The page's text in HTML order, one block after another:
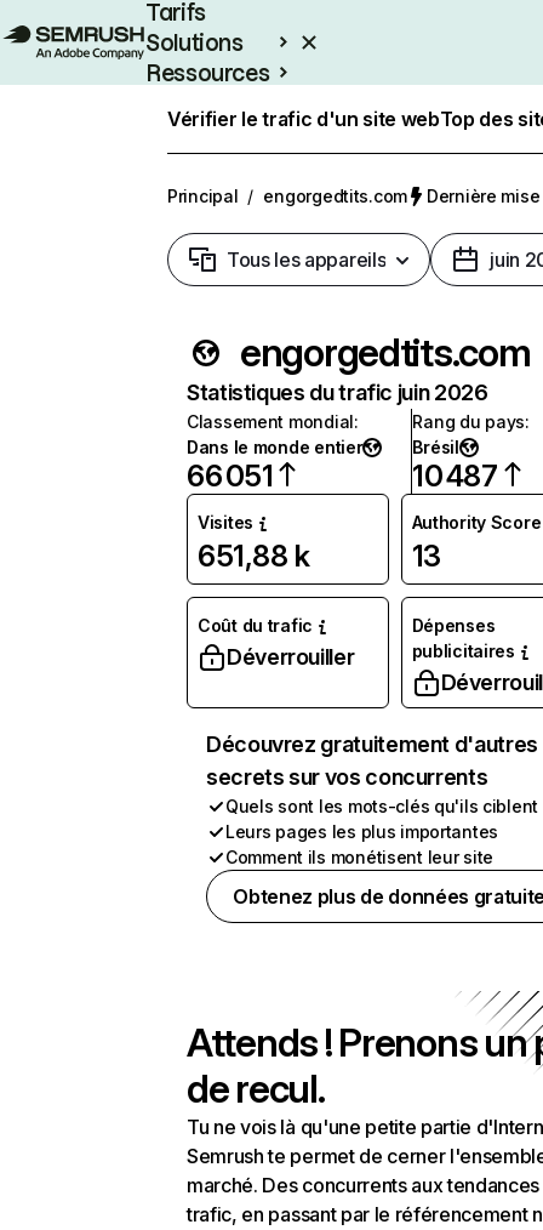
Tarifs
Solutions
Ressources
Vérifier le trafic d'un site webTop des
Principal / engorgedtits.com Dernière
Tous les appareils juin
engorgedtits.com
Statistiques du trafic juin 2026
Classement mondial:
Dans le monde entier
66 051
Rang du pays:
Brésil
10 487
Visites
651,88 k
Authority Score
13
Coût du trafic
Déverrouiller
Dépenses
publicitaires
Découvrez gratuitement d'autres
secrets sur vos concurrents
Quels sont les mots-clés qu'ils ciblent
Leurs pages les plus importantes
Comment ils monétisent leur site
Obtenez plus de données
Attends ! Prenons un
de recul.
Tu ne vois là qu'une petite partie
Semrush te permet de cerner
marché. Des concurrents aux
trafic, en passant par le référencement